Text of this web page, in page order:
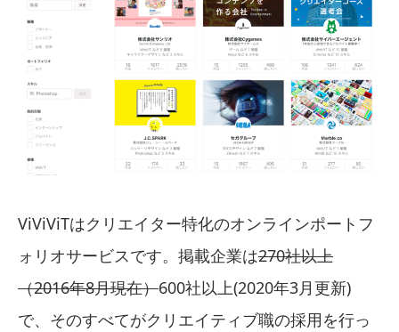
ViViViTはクリエイター特化のオンラインポートフ
ォリオサービスです。掲載企業は270社以上
（2016年8月現在）600社以上(2020年3月更新)
で、そのすべてがクリエイティブ職の採用を行っ